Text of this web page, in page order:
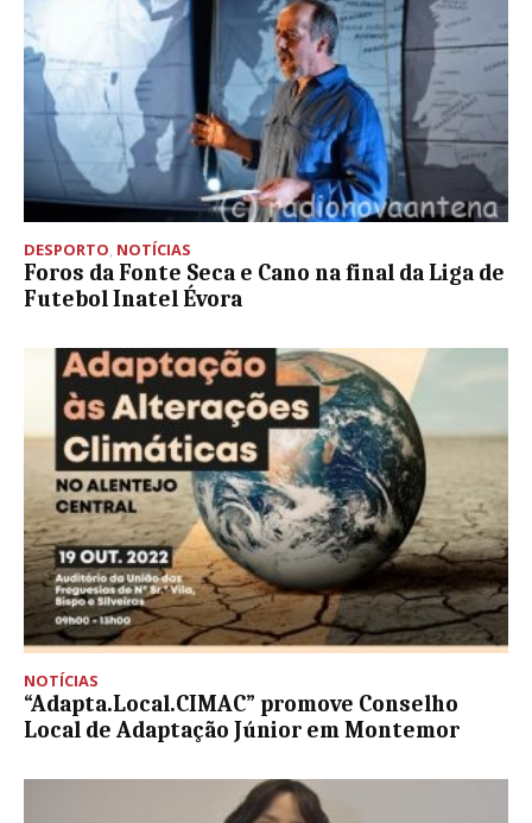
DESPORTO, NOTÍCIAS
Foros da Fonte Seca e Cano na final da Liga de
Futebol Inatel Évora
NOTÍCIAS
“Adapta.Local.CIMAC” promove Conselho
Local de Adaptação Júnior em Montemor